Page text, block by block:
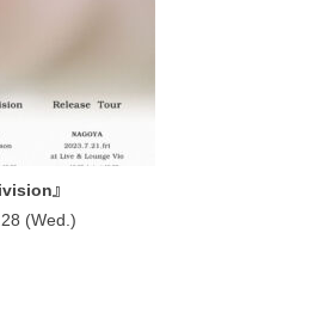
』
(Wed.)